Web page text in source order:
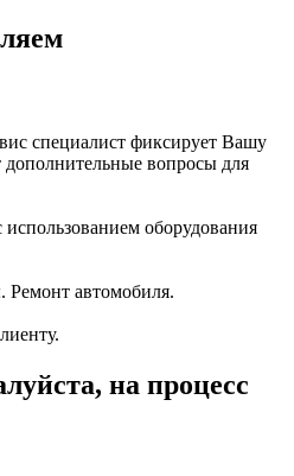
специалист фиксирует Вашу
дополнительные вопросы для
оборудования
Ремонт автомобиля.
на процесс